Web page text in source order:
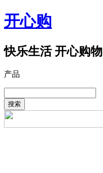
开心购
快乐生活 开心购物
产品
搜索